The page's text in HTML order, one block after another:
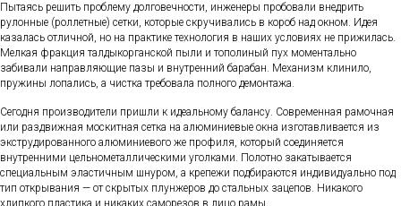
Пытаясь решить проблему долговечности, инженеры пробовали внедрить
рулонные (роллетные) сетки, которые скручивались в короб над окном. Идея
казалась отличной, но на практике технология в наших условиях не прижилась.
Мелкая фракция талдыкорганской пыли и тополиный пух моментально
забивали направляющие пазы и внутренний барабан. Механизм клинило,
пружины лопались, а чистка требовала полного демонтажа.
Сегодня производители пришли к идеальному балансу. Современная рамочная
или раздвижная москитная сетка на алюминиевые окна изготавливается из
экструдированного алюминиевого же профиля, который соединяется
внутренними цельнометаллическими уголками. Полотно закатывается
специальным эластичным шнуром, а крепежи подбираются индивидуально под
тип открывания — от скрытых плунжеров до стальных зацепов. Никакого
хлипкого пластика и никаких саморезов в лицо рамы.